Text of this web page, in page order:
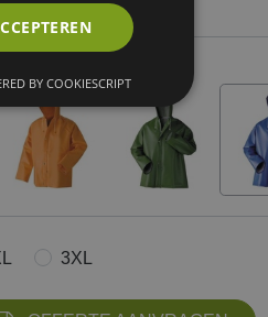
3XL
BY COOKIESCRIPT